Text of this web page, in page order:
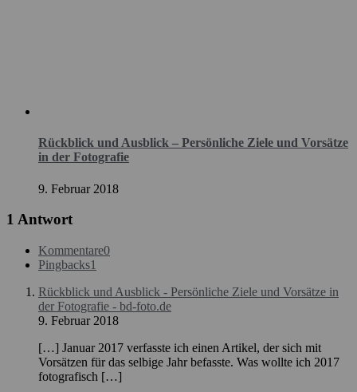
Rückblick und Ausblick – Persönliche Ziele und Vorsätze
in der Fotografie
9. Februar 2018
1 Antwort
Kommentare0
Pingbacks1
Rückblick und Ausblick - Persönliche Ziele und Vorsätze in
der Fotografie - bd-foto.de
9. Februar 2018
[…] Januar 2017 verfasste ich einen Artikel, der sich mit
Vorsätzen für das selbige Jahr befasste. Was wollte ich 2017
fotografisch […]